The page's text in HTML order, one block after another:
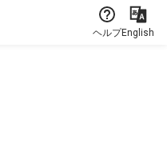
ヘルプEnglish